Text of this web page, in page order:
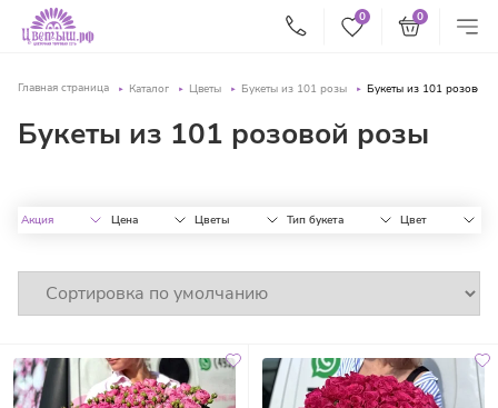
0 0
Главная страница Каталог Цветы Букеты из 101 розы Букеты из 101 розовой
Букеты из 101 розовой розы
Цена Цветы Тип букета Цвет
Акция